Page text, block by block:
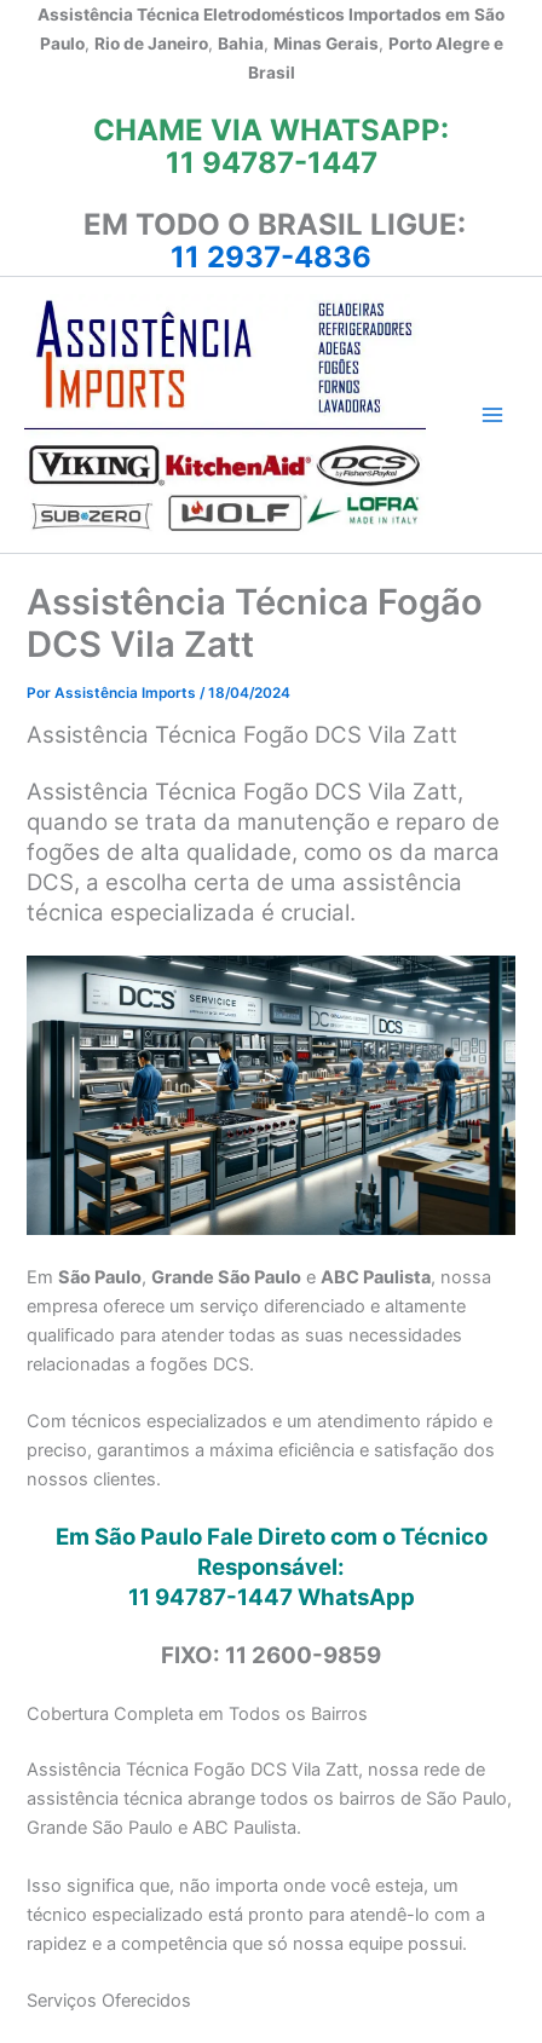
Assistência Técnica Eletrodomésticos Importados em São
Paulo, Rio de Janeiro, Bahia, Minas Gerais, Porto Alegre e
Brasil
CHAME VIA WHATSAPP:
11 94787-1447
EM TODO O BRASIL LIGUE:
11 2937-4836
Assistência Técnica Fogão
DCS Vila Zatt
PorAssistência Imports/18/04/2024
Assistência Técnica Fogão DCS Vila Zatt
Assistência Técnica Fogão DCS Vila Zatt,
quando se trata da manutenção e reparo de
fogões de alta qualidade, como os da marca
DCS, a escolha certa de uma assistência
técnica especializada é crucial.
EmSão Paulo,Grande São Paulo eABC Paulista, nossa
empresa oferece um serviço diferenciado e altamente
qualificado para atender todas as suas necessidades
relacionadas a fogões DCS.
Com técnicos especializados e um atendimento rápido e
preciso, garantimos a máxima eficiência e satisfação dos
nossos clientes.
Em São Paulo Fale Direto com o Técnico
Responsável:
11 94787-1447WhatsApp
FIXO: 11 2600-9859
Cobertura Completa em Todos os Bairros
Assistência Técnica Fogão DCS Vila Zatt, nossa rede de
assistência técnica abrange todos os bairros de São Paulo,
Grande São Paulo e ABC Paulista.
Isso significa que, não importa onde você esteja, um
técnico especializado está pronto para atendê-lo com a
rapidez e a competência que só nossa equipe possui.
Serviços Oferecidos